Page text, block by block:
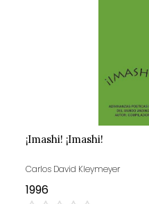
¡Imashi! ¡Imashi!
Carlos David Kleymeyer
1996